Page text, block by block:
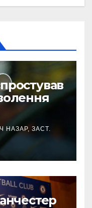
ЗАСТ.